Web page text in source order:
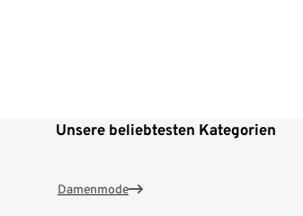
Unsere beliebtesten Kategorien
Damenmode